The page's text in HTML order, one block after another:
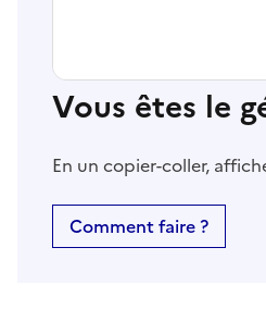
Vous êtes le
En un copier-coller,
Comment faire ?